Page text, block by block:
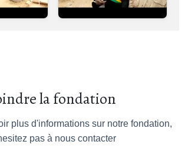
la fondation
plus d'informations sur notre fondation,
pas à nous contacter